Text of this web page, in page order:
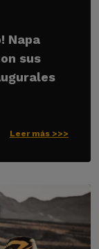
Napa
sus
Leer más >>>